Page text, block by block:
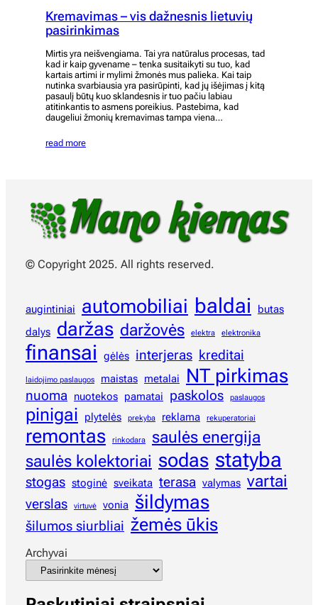
Kremavimas – vis dažnesnis lietuvių
pasirinkimas
Mirtis yra neišvengiama. Tai yra natūralus procesas, tad
kad ir kaip gyvename – tenka susitaikyti su tuo, kad
kartais artimi ir mylimi žmonės mus palieka. Kai taip
nutinka svarbiausia yra pasirūpinti, kad jų išėjimas į kitą
pasaulį būtų kuo sklandesnis ir tuo pačiu labiau
atitinkantis to asmens poreikius. Pastebima, kad
daugeliui žmonių kremavimas tampa viena…
read more
© Copyright 2025. All rights reserved.
augintiniai automobiliai baldai
butas
dalys daržas daržovės elektra elektronika
finansai gėlės interjeras kreditai
laidojimo paslaugos maistas metalai NT pirkimas
nuoma nuotekos pamatai paskolos paslaugos
pinigai plytelės prekyba reklama rekuperatoriai
remontas rinkodara
saulės energija
saulės kolektoriai sodas statyba
stogas stoginė sveikata terasa valymas vartai
verslas virtuvė vonia šildymas
šilumos siurbliai žemės ūkis
Archyvai